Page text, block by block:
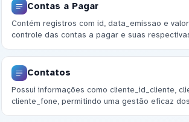
Contas a Pagar
Contém registros com id, data_emissao e
controle das contas a pagar e suas
Contatos
Possui informações como cliente_id_cliente,
cliente_fone, permitindo uma gestão eficaz